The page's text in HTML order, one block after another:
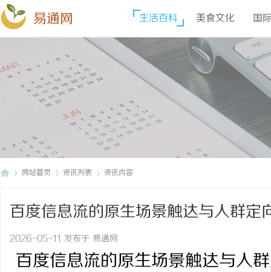
易通网 生活百科 美食文化 国
网站首页 资讯列表 资讯内容
百度信息流的原生场景触达与人群定
2026-05-11 发布于 易通网
百度信息流的原生场景触达与人